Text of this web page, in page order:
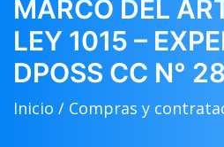
MARCO DEL
LEY 1015 –
DPOSS CC N°
Inicio / Compras y